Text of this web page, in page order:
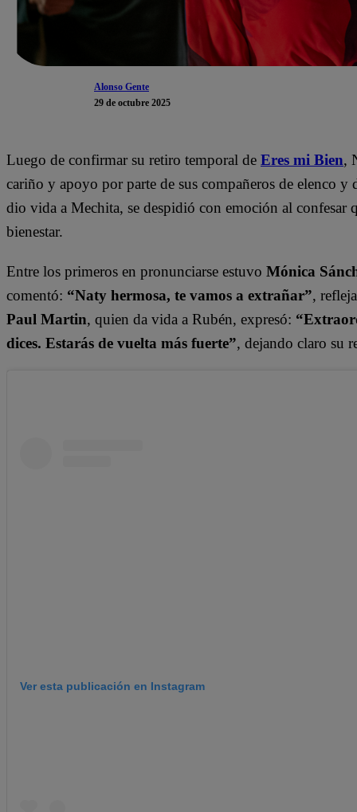
Alonso Gente
29 de octubre 2025
Luego de confirmar su retiro temporal de Eres mi Bien,
cariño y apoyo por parte de sus compañeros de elenco
dio vida a Mechita, se despidió con emoción al confesar
bienestar.
Entre los primeros en pronunciarse estuvo Mónica
comentó: “Naty hermosa, te vamos a extrañar”,
Paul Martin, quien da vida a Rubén, expresó:
dices. Estarás de vuelta más fuerte”, dejando claro su
Ver esta publicación en Instagram